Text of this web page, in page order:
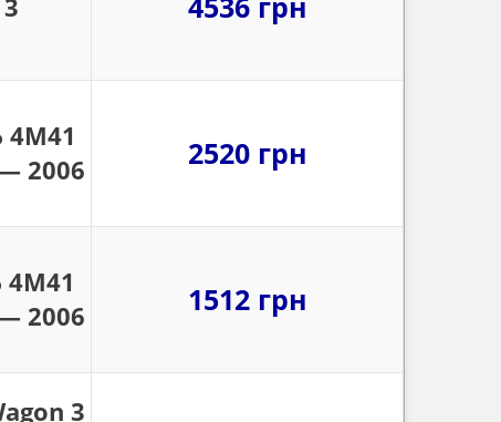
2006
2520 грн
2006
1512 грн
3